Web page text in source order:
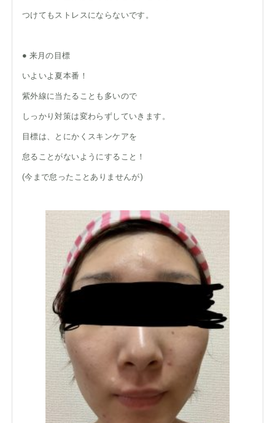
つけてもストレスにならないです。
● 来月の目標
いよいよ夏本番！
紫外線に当たることも多いので
しっかり対策は変わらずしていきます。
目標は、とにかくスキンケアを
怠ることがないようにすること！
(今まで怠ったことありませんが)